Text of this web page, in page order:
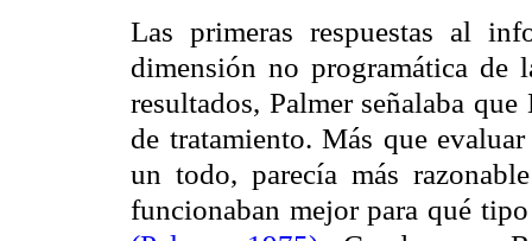
Las primeras respuestas al
dimensión no programática de
resultados, Palmer señalaba
de tratamiento. Más que
un todo, parecía más
funcionaban mejor para qué